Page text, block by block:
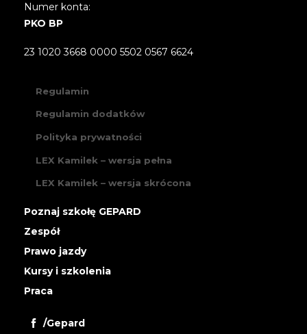
Numer konta:
PKO BP
23 1020 3668 0000 5502 0567 6624
Regulamin
Regulamin dodatków
Polityka prywatności
LEX Kamilek – wersja pełna
LEX Kamilek – wersja skrócona
Poznaj szkołę GEPARD
Zespół
Prawo jazdy
Kursy i szkolenia
Praca
/Gepard